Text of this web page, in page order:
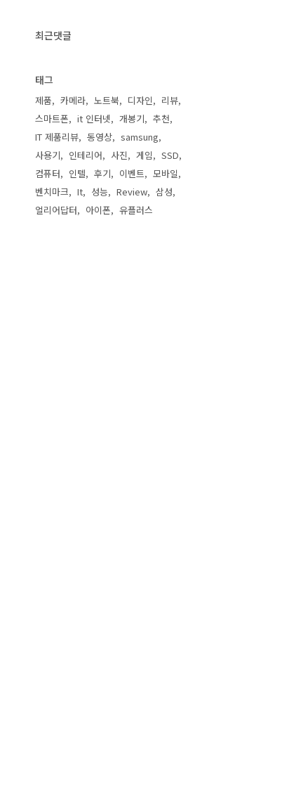
최근댓글
태그
제품 카메라 노트북 디자인
리뷰
스마트폰
it 인터넷 개봉기
추천
IT 제품리뷰
동영상
samsung
사용기
인테리어 사진 게임
SSD
컴퓨터
인텔 후기 이벤트
모바일
벤치마크
It 성능 Review
삼성
얼리어답터
아이폰 유플러스